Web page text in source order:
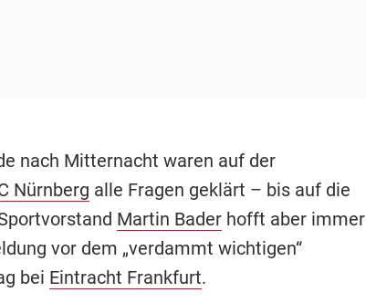
nach Mitternacht waren auf der
Nürnberg alle Fragen geklärt – bis auf die
Martin Baderhofft aber immer
vor dem „verdammt wichtigen“
bei Eintracht Frankfurt.